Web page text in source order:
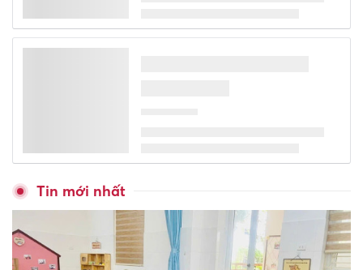
Tin mới nhất